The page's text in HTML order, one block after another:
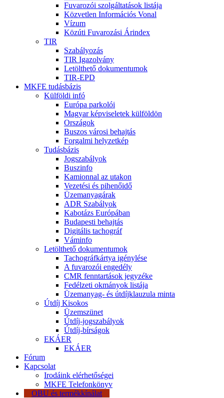
Fuvarozói szolgáltatások listája
Közvetlen Információs Vonal
Vízum
Közúti Fuvarozási Árindex
TIR
Szabályozás
TIR Igazolvány
Letölthető dokumentumok
TIR-EPD
MKFE tudásbázis
Külföldi infó
Európa parkolói
Magyar képviseletek külföldön
Országok
Buszos városi behajtás
Forgalmi helyzetkép
Tudásbázis
Jogszabályok
Buszinfo
Kamionnal az utakon
Vezetési és pihenőidő
Üzemanyagárak
ADR Szabályok
Kabotázs Európában
Budapesti behajtás
Digitális tachográf
Váminfo
Letölthető dokumentumok
Tachográfkártya igénylése
A fuvarozói engedély
CMR fenntartások jegyzéke
Fedélzeti okmányok listája
Üzemanyag- és útdíjklauzula minta
Útdíj Kisokos
Üzemszünet
Útdíj-jogszabályok
Útdíj-bírságok
EKÁER
EKÁER
Fórum
Kapcsolat
Irodáink elérhetőségei
MKFE Telefonkönyv
OBU és termékkínálat